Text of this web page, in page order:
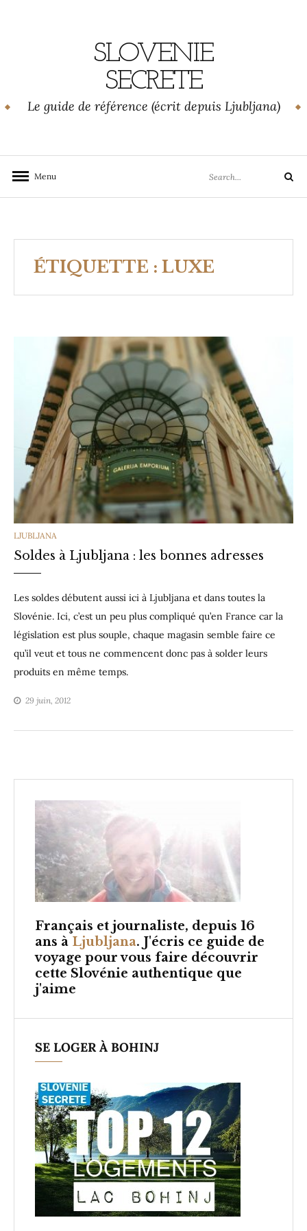
SLOVENIE
SECRETE
Le guide de référence (écrit depuis Ljubljana)
Menu
for:
Search
ÉTIQUETTE : LUXE
CATEGORIES
LJUBLJANA
Soldes à Ljubljana : les bonnes adresses
Les soldes débutent aussi ici à Ljubljana et dans toutes la
Slovénie. Ici, c’est un peu plus compliqué qu’en France car la
législation est plus souple, chaque magasin semble faire ce
qu’il veut et tous ne commencent donc pas à solder leurs
produits en même temps.
29 juin, 2012
Français et journaliste, depuis 16
ans à Ljubljana. J'écris ce guide de
voyage pour vous faire découvrir
cette Slovénie authentique que
j'aime
SE LOGER À BOHINJ